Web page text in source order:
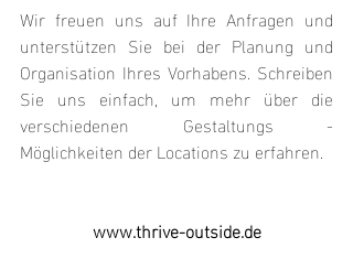
Wir freuen uns auf Ihre Anfragen und
unterstützen Sie bei der Planung und
Organisation Ihres Vorhabens. Schreiben
Sie uns einfach, um mehr über die
verschiedenen Gestaltungs -
Möglichkeiten der Locations zu erfahren.
www.thrive-outside.de